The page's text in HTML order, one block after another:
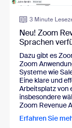
3 Minute
Neu! Zoom
Sprachen
Dazu gibt es
Zoom
Systeme wie
Eine klare und
Arbeitsplatz von
insbesondere
Zoom Revenue
Erfahren Sie